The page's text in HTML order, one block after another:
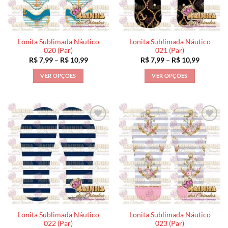
escolhidas
na
página
do
produto
escolhidas
na
página
do
produto
Lonita Sublimada Náutico
020 (Par)
R$7,99 – R$10,99Faixa
VER OPÇÕES
tem
várias
variantes.
As
opções
podem
ser
escolhidas
na
página
do
Lonita Sublimada Náutico
021 (Par)
R$7,99 – R$10,99Faixa
VER OPÇÕES
tem
várias
variantes.
As
opções
podem
ser
escolhidas
na
página
do
Lonita Sublimada Náutico
022 (Par)
Lonita Sublimada Náutico
023 (Par)